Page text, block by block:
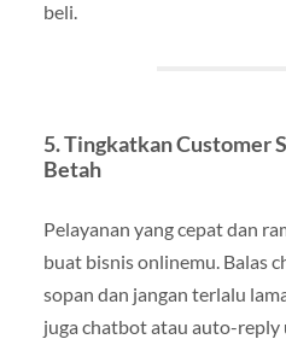
beli.
5.Tingkatkan Customer
Betah
Pelayanan yang cepat dan
buat bisnis onlinemu. Balas
sopan dan jangan terlalu
juga chatbot atau auto-